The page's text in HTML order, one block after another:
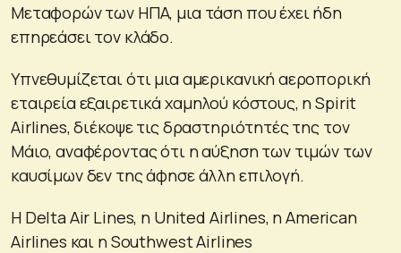
Μεταφορών των ΗΠΑ, μια τάση που έχει ήδη
επηρεάσει τον κλάδο.
Υπνεθυμίζεται ότι μια αμερικανική αεροπορική
εταιρεία εξαιρετικά χαμηλού κόστους, η Spirit
Airlines, διέκοψε τις δραστηριότητές της τον
Μάιο, αναφέροντας ότι η αύξηση των τιμών των
καυσίμων δεν της άφησε άλλη επιλογή.
Η Delta Air Lines, η United Airlines, η American
Airlines και η Southwest Airlines